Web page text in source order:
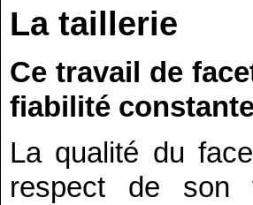
La taillerie
Ce travail de
fiabilité
La qualité du
respect de son